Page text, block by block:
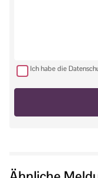
Ich habe die